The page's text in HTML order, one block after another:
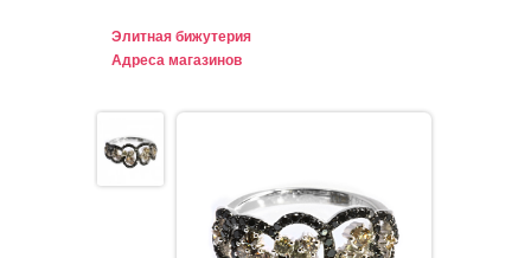
Элитная бижутерия
Адреса магазинов